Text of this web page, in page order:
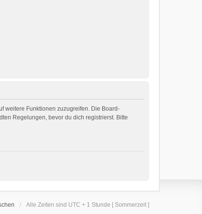
weitere Funktionen zuzugreifen. Die Board-
Regelungen, bevor du dich registrierst. Bitte
Alle Zeiten sind UTC + 1 Stunde [ Sommerzeit ]